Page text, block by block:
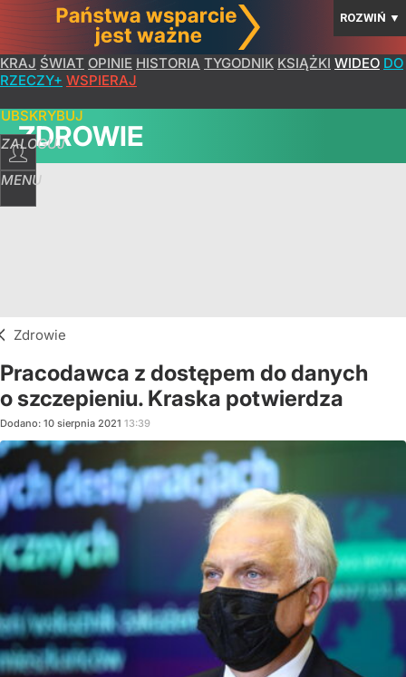
ROZWIŃ ▼
KRAJ ŚWIAT OPINIE HISTORIA TYGODNIK KSIĄŻKI WIDEO DO
RZECZY+ WSPIERAJ
ZALOGUJ
MENU
ZDROWIE
Zdrowie
Pracodawca z dostępem do danych
o szczepieniu. Kraska potwierdza
Dodano: 10 sierpnia 2021 13:39